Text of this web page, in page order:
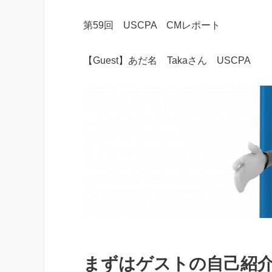
第59回 USCPA CMレポート
【Guest】あだ名 Takaさん USCPA
まずはゲストの自己紹